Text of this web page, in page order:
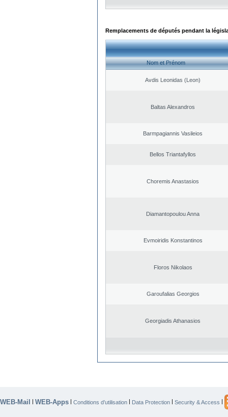
Remplacements de députés pendant la
Nom et Prénom
Avdis Leonidas (Leon)
Baltas Alexandros
Barmpagiannis Vasileios
Bellos Triantafyllos
Choremis Anastasios
Diamantopoulou Anna
Evmoiridis Konstantinos
Floros Nikolaos
Garoufalias Georgios
Georgiadis Athanasios
WEB-Mail | WEB-Apps | Conditions d’utilisation | Data Protection | Security & Access |